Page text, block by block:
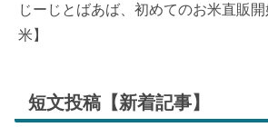
じーじとばあば、初めてのお米直販
米】
短文投稿【新着記事】